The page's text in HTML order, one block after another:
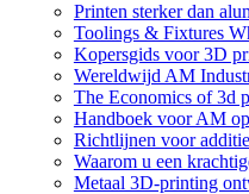
Printen sterker dan
Toolings & Fixtures
Kopersgids voor 3D
Wereldwijd AM
The Economics of 3d
Handboek voor AM
Richtlijnen voor
Waarom u een
Metaal 3D-printing